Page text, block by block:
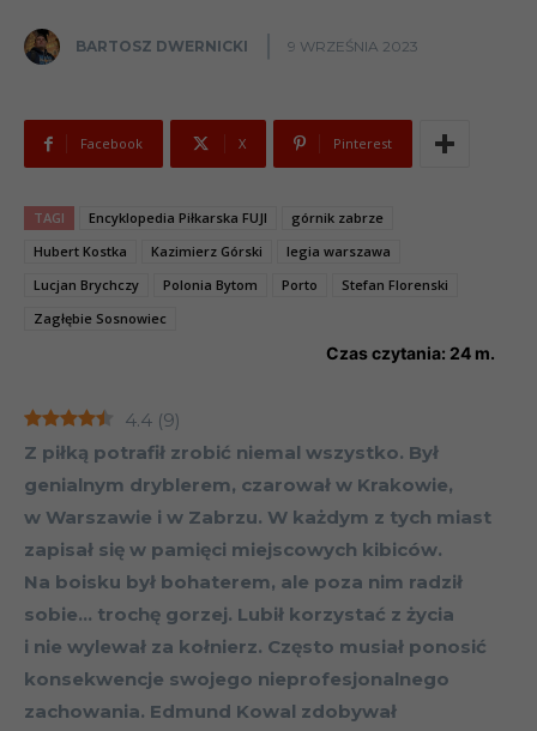
BARTOSZ DWERNICKI 9 WRZEŚNIA 2023
Facebook X Pinterest
TAGI Encyklopedia Piłkarska FUJI
górnik zabrze
Hubert Kostka
Kazimierz Górski
legia warszawa
Lucjan Brychczy
Polonia Bytom Porto
Stefan Florenski
Zagłębie Sosnowiec
Czas czytania: 24 m.
4.4 (9)
Z piłką potrafił zrobić niemal wszystko. Był
genialnym dryblerem, czarował w Krakowie,
w Warszawie i w Zabrzu. W każdym z tych miast
zapisał się w pamięci miejscowych kibiców.
Na boisku był bohaterem, ale poza nim radził
sobie… trochę gorzej. Lubił korzystać z życia
i nie wylewał za kołnierz. Często musiał ponosić
konsekwencje swojego nieprofesjonalnego
zachowania. Edmund Kowal zdobywał